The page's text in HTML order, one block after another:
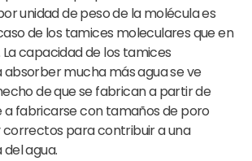
unidad de peso de la molécula es
de los tamices moleculares que en
La capacidad de los tamices
mucha más agua se ve
de que se fabrican a partir de
a fabricarse con tamaños de poro
para contribuir a una
agua.